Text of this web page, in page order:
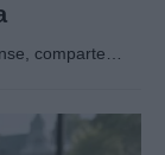
comparte…